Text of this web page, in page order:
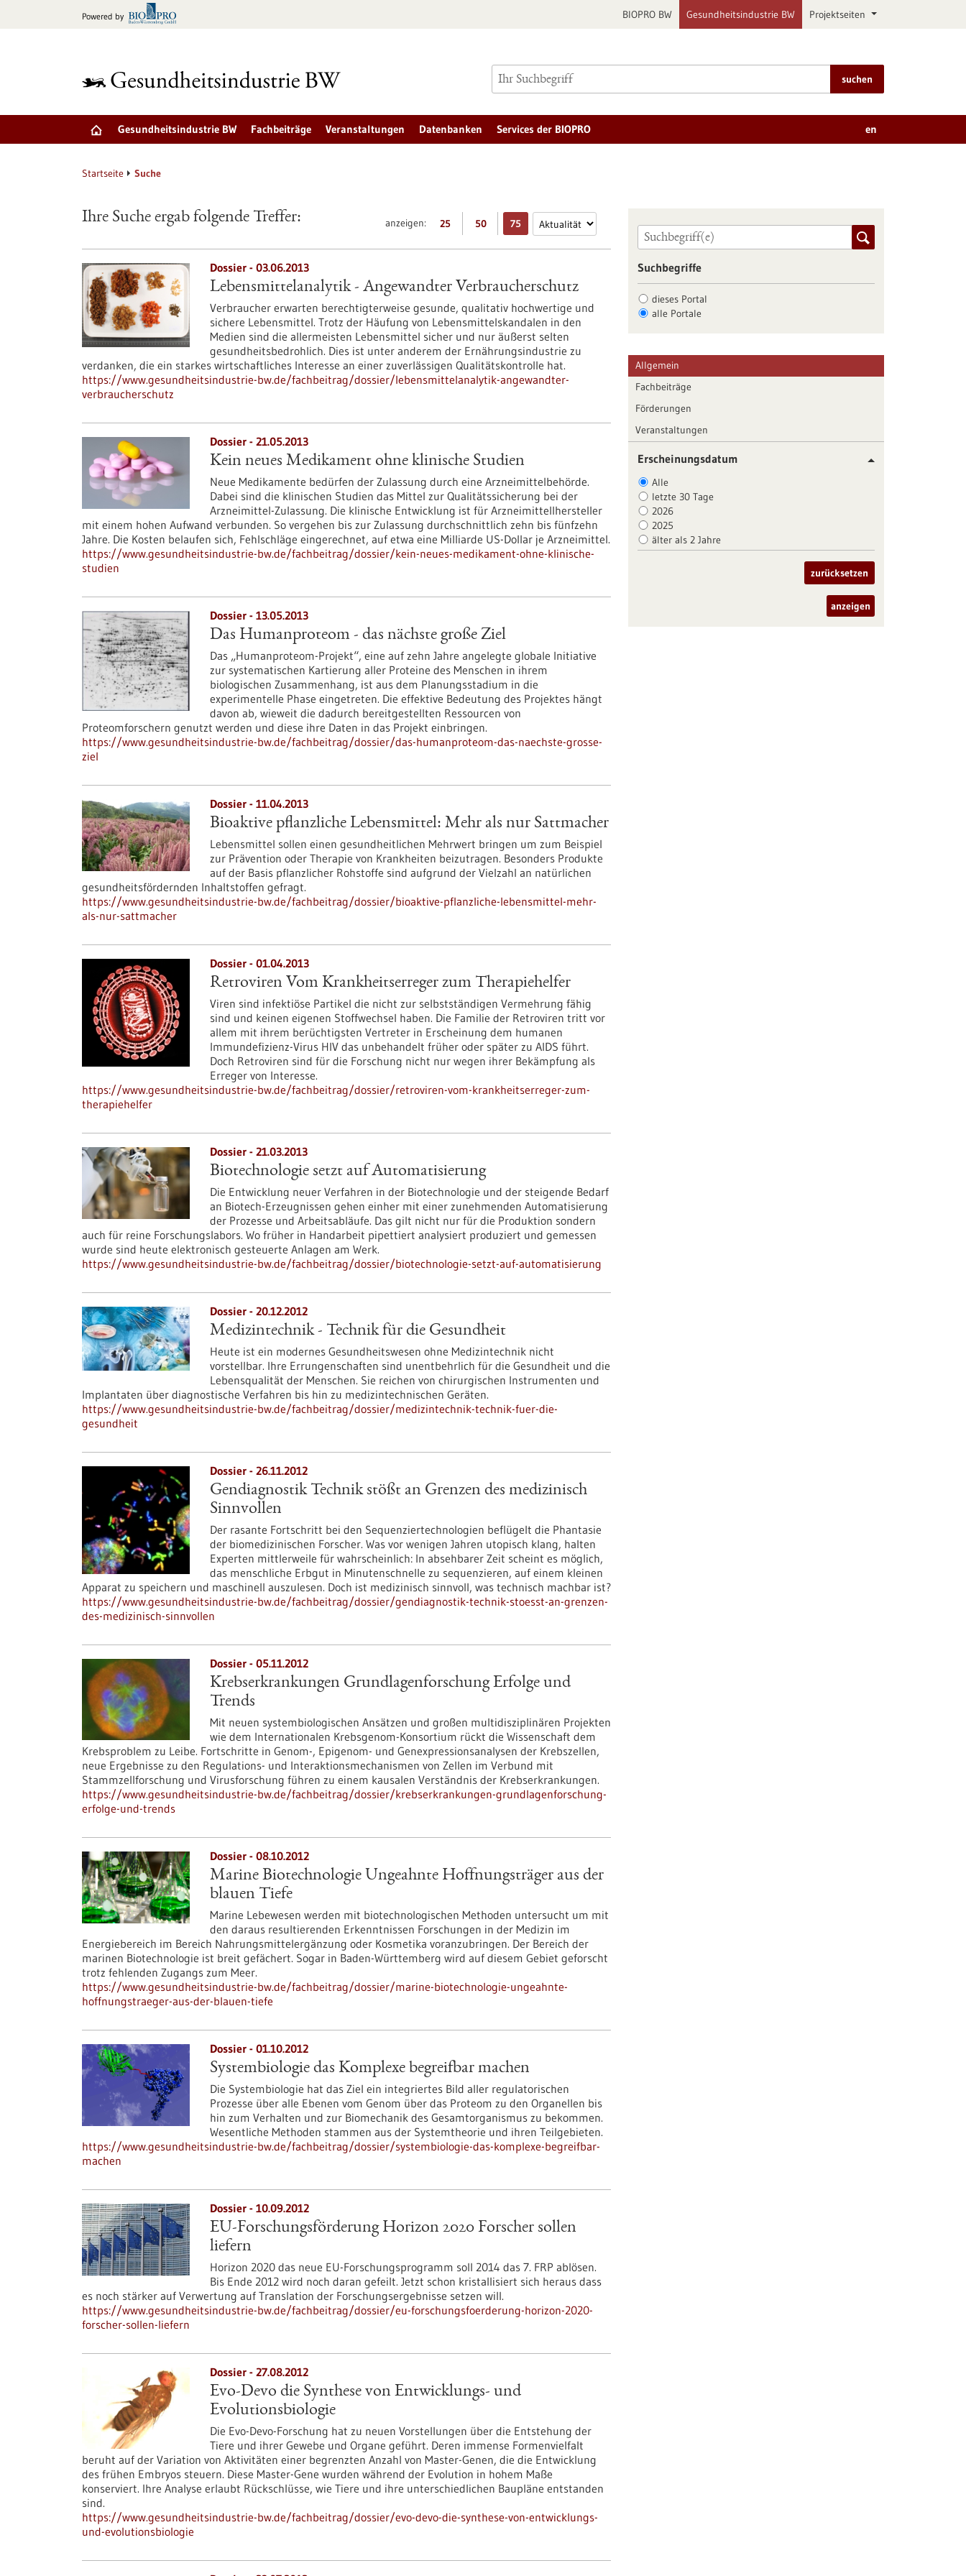
Powered by BIOPRO BW Gesundheitsindustrie BW Projektseiten
suchen
Gesundheitsindustrie BW Fachbeiträge Veranstaltungen Datenbanken Services der BIOPRO en
Startseite Suche
anzeigen: 25 50 75
Ihre Suche ergab folgende Treffer:
Dossier - 03.06.2013
Lebensmittelanalytik - Angewandter Verbraucherschutz
Verbraucher erwarten berechtigterweise gesunde, qualitativ hochwertige und
sichere Lebensmittel. Trotz der Häufung von Lebensmittelskandalen in den
Medien sind die allermeisten Lebensmittel sicher und nur äußerst selten
gesundheitsbedrohlich. Dies ist unter anderem der Ernährungsindustrie zu
verdanken, die ein starkes wirtschaftliches Interesse an einer zuverlässigen Qualitätskontrolle hat.
https://www.gesundheitsindustrie-bw.de/fachbeitrag/dossier/lebensmittelanalytik-angewandter-
verbraucherschutz
Dossier - 21.05.2013
Kein neues Medikament ohne klinische Studien
Neue Medikamente bedürfen der Zulassung durch eine Arzneimittelbehörde.
Dabei sind die klinischen Studien das Mittel zur Qualitätssicherung bei der
Arzneimittel-Zulassung. Die klinische Entwicklung ist für Arzneimittellhersteller
mit einem hohen Aufwand verbunden. So vergehen bis zur Zulassung durchschnittlich zehn bis fünfzehn
Jahre. Die Kosten belaufen sich, Fehlschläge eingerechnet, auf etwa eine Milliarde US-Dollar je Arzneimittel.
https://www.gesundheitsindustrie-bw.de/fachbeitrag/dossier/kein-neues-medikament-ohne-klinische-
studien
Dossier - 13.05.2013
Das Humanproteom - das nächste große Ziel
Das „Humanproteom-Projekt“, eine auf zehn Jahre angelegte globale Initiative
zur systematischen Kartierung aller Proteine des Menschen in ihrem
biologischen Zusammenhang, ist aus dem Planungsstadium in die
experimentelle Phase eingetreten. Die effektive Bedeutung des Projektes hängt
davon ab, wieweit die dadurch bereitgestellten Ressourcen von
Proteomforschern genutzt werden und diese ihre Daten in das Projekt einbringen.
https://www.gesundheitsindustrie-bw.de/fachbeitrag/dossier/das-humanproteom-das-naechste-grosse-
ziel
Dossier - 11.04.2013
Bioaktive pflanzliche Lebensmittel: Mehr als nur Sattmacher
Lebensmittel sollen einen gesundheitlichen Mehrwert bringen um zum Beispiel
zur Prävention oder Therapie von Krankheiten beizutragen. Besonders Produkte
auf der Basis pflanzlicher Rohstoffe sind aufgrund der Vielzahl an natürlichen
gesundheitsfördernden Inhaltstoffen gefragt.
https://www.gesundheitsindustrie-bw.de/fachbeitrag/dossier/bioaktive-pflanzliche-lebensmittel-mehr-
als-nur-sattmacher
Dossier - 01.04.2013
Retroviren Vom Krankheitserreger zum Therapiehelfer
Viren sind infektiöse Partikel die nicht zur selbstständigen Vermehrung fähig
sind und keinen eigenen Stoffwechsel haben. Die Familie der Retroviren tritt vor
allem mit ihrem berüchtigsten Vertreter in Erscheinung dem humanen
Immundefizienz-Virus HIV das unbehandelt früher oder später zu AIDS führt.
Doch Retroviren sind für die Forschung nicht nur wegen ihrer Bekämpfung als
Erreger von Interesse.
https://www.gesundheitsindustrie-bw.de/fachbeitrag/dossier/retroviren-vom-krankheitserreger-zum-
therapiehelfer
Dossier - 21.03.2013
Biotechnologie setzt auf Automatisierung
Die Entwicklung neuer Verfahren in der Biotechnologie und der steigende Bedarf
an Biotech-Erzeugnissen gehen einher mit einer zunehmenden Automatisierung
der Prozesse und Arbeitsabläufe. Das gilt nicht nur für die Produktion sondern
auch für reine Forschungslabors. Wo früher in Handarbeit pipettiert analysiert produziert und gemessen
wurde sind heute elektronisch gesteuerte Anlagen am Werk.
https://www.gesundheitsindustrie-bw.de/fachbeitrag/dossier/biotechnologie-setzt-auf-automatisierung
Dossier - 20.12.2012
Medizintechnik - Technik für die Gesundheit
Heute ist ein modernes Gesundheitswesen ohne Medizintechnik nicht
vorstellbar. Ihre Errungenschaften sind unentbehrlich für die Gesundheit und die
Lebensqualität der Menschen. Sie reichen von chirurgischen Instrumenten und
Implantaten über diagnostische Verfahren bis hin zu medizintechnischen Geräten.
https://www.gesundheitsindustrie-bw.de/fachbeitrag/dossier/medizintechnik-technik-fuer-die-
gesundheit
Dossier - 26.11.2012
Gendiagnostik Technik stößt an Grenzen des medizinisch
Sinnvollen
Der rasante Fortschritt bei den Sequenziertechnologien beflügelt die Phantasie
der biomedizinischen Forscher. Was vor wenigen Jahren utopisch klang, halten
Experten mittlerweile für wahrscheinlich: In absehbarer Zeit scheint es möglich,
das menschliche Erbgut in Minutenschnelle zu sequenzieren, auf einem kleinen
Apparat zu speichern und maschinell auszulesen. Doch ist medizinisch sinnvoll, was technisch machbar ist?
https://www.gesundheitsindustrie-bw.de/fachbeitrag/dossier/gendiagnostik-technik-stoesst-an-grenzen-
des-medizinisch-sinnvollen
Dossier - 05.11.2012
Krebserkrankungen Grundlagenforschung Erfolge und
Trends
Mit neuen systembiologischen Ansätzen und großen multidisziplinären Projekten
wie dem Internationalen Krebsgenom-Konsortium rückt die Wissenschaft dem
Krebsproblem zu Leibe. Fortschritte in Genom-, Epigenom- und Genexpressionsanalysen der Krebszellen,
neue Ergebnisse zu den Regulations- und Interaktionsmechanismen von Zellen im Verbund mit
Stammzellforschung und Virusforschung führen zu einem kausalen Verständnis der Krebserkrankungen.
https://www.gesundheitsindustrie-bw.de/fachbeitrag/dossier/krebserkrankungen-grundlagenforschung-
erfolge-und-trends
Dossier - 08.10.2012
Marine Biotechnologie Ungeahnte Hoffnungsträger aus der
blauen Tiefe
Marine Lebewesen werden mit biotechnologischen Methoden untersucht um mit
den daraus resultierenden Erkenntnissen Forschungen in der Medizin im
Energiebereich im Bereich Nahrungsmittelergänzung oder Kosmetika voranzubringen. Der Bereich der
marinen Biotechnologie ist breit gefächert. Sogar in Baden-Württemberg wird auf diesem Gebiet geforscht
trotz fehlenden Zugangs zum Meer.
https://www.gesundheitsindustrie-bw.de/fachbeitrag/dossier/marine-biotechnologie-ungeahnte-
hoffnungstraeger-aus-der-blauen-tiefe
Dossier - 01.10.2012
Systembiologie das Komplexe begreifbar machen
Die Systembiologie hat das Ziel ein integriertes Bild aller regulatorischen
Prozesse über alle Ebenen vom Genom über das Proteom zu den Organellen bis
hin zum Verhalten und zur Biomechanik des Gesamtorganismus zu bekommen.
Wesentliche Methoden stammen aus der Systemtheorie und ihren Teilgebieten.
https://www.gesundheitsindustrie-bw.de/fachbeitrag/dossier/systembiologie-das-komplexe-begreifbar-
machen
Dossier - 10.09.2012
EU-Forschungsförderung Horizon 2020 Forscher sollen
liefern
Horizon 2020 das neue EU-Forschungsprogramm soll 2014 das 7. FRP ablösen.
Bis Ende 2012 wird noch daran gefeilt. Jetzt schon kristallisiert sich heraus dass
es noch stärker auf Verwertung auf Translation der Forschungsergebnisse setzen will.
https://www.gesundheitsindustrie-bw.de/fachbeitrag/dossier/eu-forschungsfoerderung-horizon-2020-
forscher-sollen-liefern
Dossier - 27.08.2012
Evo-Devo die Synthese von Entwicklungs- und
Evolutionsbiologie
Die Evo-Devo-Forschung hat zu neuen Vorstellungen über die Entstehung der
Tiere und ihrer Gewebe und Organe geführt. Deren immense Formenvielfalt
beruht auf der Variation von Aktivitäten einer begrenzten Anzahl von Master-Genen, die die Entwicklung
des frühen Embryos steuern. Diese Master-Gene wurden während der Evolution in hohem Maße
konserviert. Ihre Analyse erlaubt Rückschlüsse, wie Tiere und ihre unterschiedlichen Baupläne entstanden
sind.
https://www.gesundheitsindustrie-bw.de/fachbeitrag/dossier/evo-devo-die-synthese-von-entwicklungs-
und-evolutionsbiologie
Suchbegriffe
dieses Portal
alle Portale
Allgemein
Fachbeiträge
Förderungen
Veranstaltungen
Erscheinungsdatum
Alle
letzte 30 Tage
2026
2025
älter als 2 Jahre
zurücksetzen
anzeigen